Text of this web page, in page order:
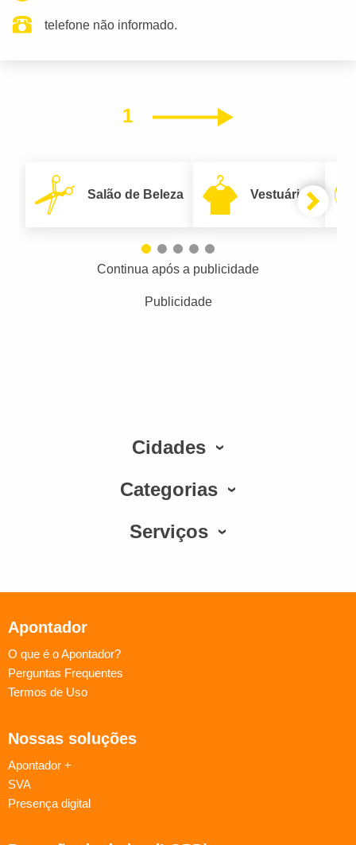
telefone não informado.
1 Próximo
Salão de Beleza Vestuário
Continua após a publicidade
Publicidade
Cidades
Categorias
Serviços
Apontador
O que é o Apontador?
Perguntas Frequentes
Termos de Uso
Nossas soluções
Apontador +
SVA
Presença digital